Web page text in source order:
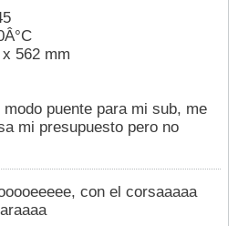
562 mm
puente para mi sub, me
mi presupuesto pero no
con el corsaaaaa